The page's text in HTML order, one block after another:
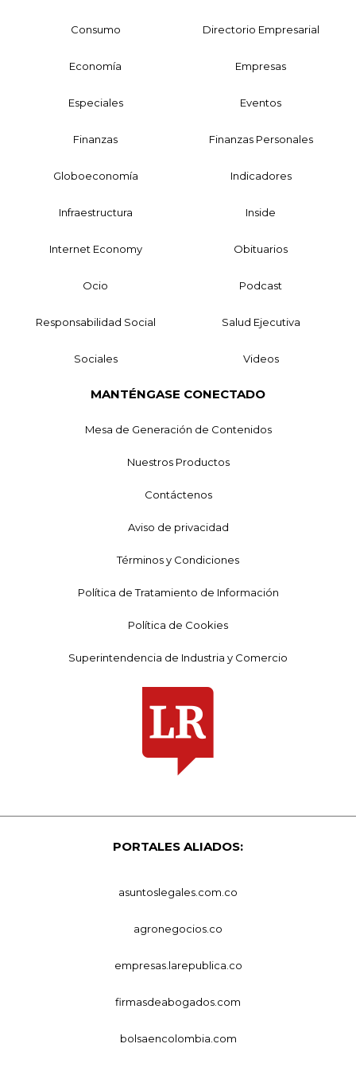
Consumo Directorio Empresarial
Economía Empresas
Especiales Eventos
Finanzas Finanzas Personales
Globoeconomía Indicadores
Infraestructura Inside
Internet Economy Obituarios
Ocio Podcast
Responsabilidad Social Salud Ejecutiva
Sociales Videos
MANTÉNGASE CONECTADO
Mesa de Generación de Contenidos
Nuestros Productos
Contáctenos
Aviso de privacidad
Términos y Condiciones
Política de Tratamiento de Información
Política de Cookies
Superintendencia de Industria y Comercio
PORTALES ALIADOS:
asuntoslegales.com.co
agronegocios.co
empresas.larepublica.co
firmasdeabogados.com
bolsaencolombia.com